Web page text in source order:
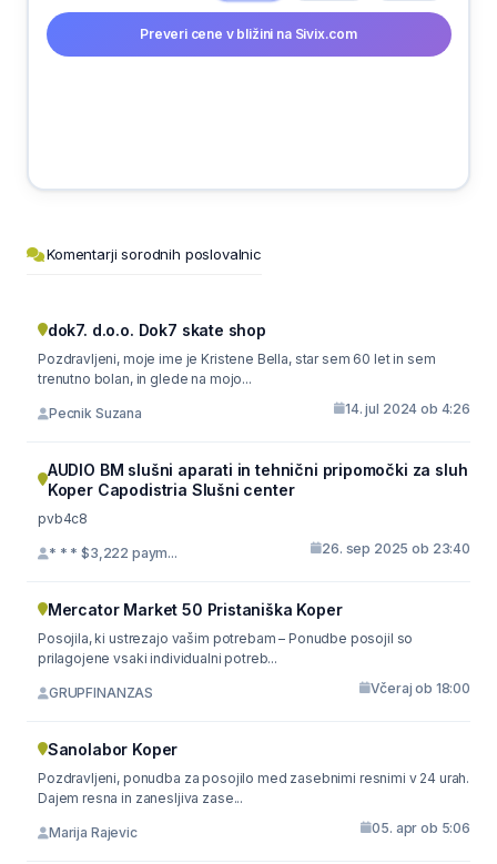
Preveri cene v bližini na Sivix.com
Komentarji sorodnih poslovalnic
dok7. d.o.o. Dok7 skate shop
Pozdravljeni, moje ime je Kristene Bella, star sem 60 let in sem
trenutno bolan, in glede na mojo...
Pecnik Suzana 14. jul 2024 ob 4:26
AUDIO BM slušni aparati in tehnični pripomočki za sluh
Koper Capodistria Slušni center
pvb4c8
* * * $3,222 paym... 26. sep 2025 ob 23:40
Mercator Market 50 Pristaniška Koper
Posojila, ki ustrezajo vašim potrebam – Ponudbe posojil so
prilagojene vsaki individualni potreb...
GRUPFINANZAS Včeraj ob 18:00
Sanolabor Koper
Pozdravljeni, ponudba za posojilo med zasebnimi resnimi v 24 urah.
Dajem resna in zanesljiva zase...
Marija Rajevic 05. apr ob 5:06